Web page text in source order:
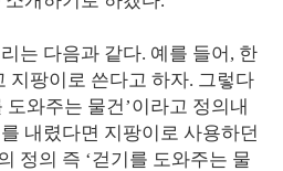
는 다음과 같다. 예를 들어, 한
지팡이로 쓴다고 하자. 그렇다
도와주는 물건’이라고 정의내
내렸다면 지팡이로 사용하던
정의 즉 ‘걷기를 도와주는 물